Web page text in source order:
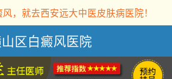
，就去西安远大中医皮肤病医院！
区白癜风医院